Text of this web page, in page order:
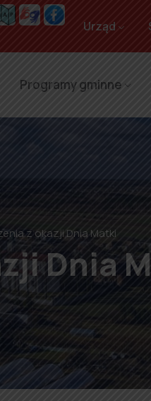
Urząd
Programy gminne
z okazji Dnia Matki
Dnia